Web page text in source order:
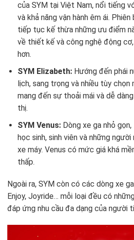
của SYM tại Việt Nam, nổi tiếng
và khả năng vận hành êm ái.
tiếp tục kế thừa những ưu điểm
về thiết kế và công nghệ động
hơn.
SYM Elizabeth:Hướng đến phái
lịch, sang trọng và nhiều tùy chọn
mang đến sự thoải mái và dễ
thị.
SYM Venus:Dòng xe ga nhỏ gọn,
học sinh, sinh viên và những
xe máy. Venus có mức giá khá
thấp.
Ngoài ra, SYM còn có các dòng xe
Enjoy, Joyride… mỗi loại đều có
đáp ứng nhu cầu đa dạng của người